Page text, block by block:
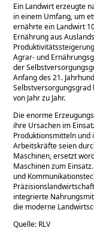
Ein Landwirt erzeugte
in einem Umfang, um
ernährte ein Landwirt
Ernährung aus
Agrar- und
der
Anfang des 21.
Selbstversorgungsgrad
von Jahr zu Jahr.
Die enorme
ihre Ursachen im
Produktionsmitteln und
Arbeitskräfte seien
Maschinen, ersetzt
Maschinen zum
und
integrierte
die moderne
Quelle: RLV